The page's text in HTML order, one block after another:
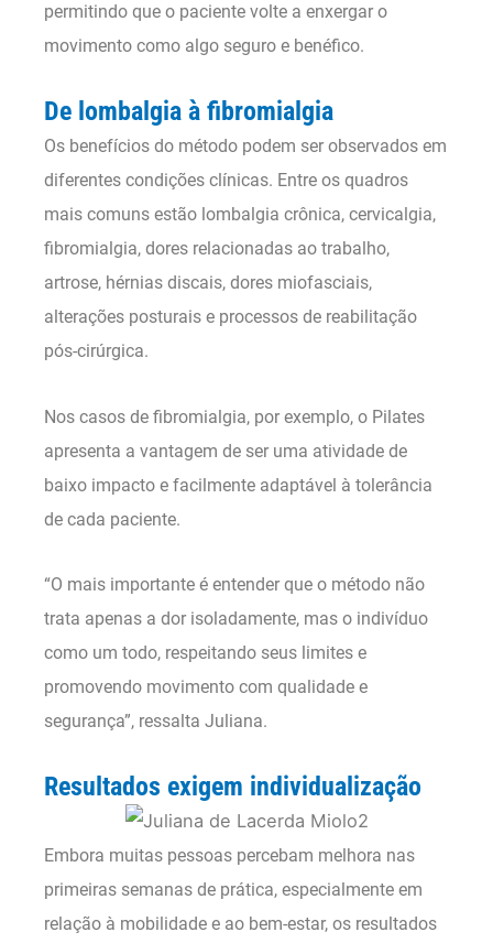
permitindo que o paciente volte a enxergar o
movimento como algo seguro e benéfico.
De lombalgia à fibromialgia
Os benefícios do método podem ser observados em
diferentes condições clínicas. Entre os quadros
mais comuns estão lombalgia crônica, cervicalgia,
fibromialgia, dores relacionadas ao trabalho,
artrose, hérnias discais, dores miofasciais,
alterações posturais e processos de reabilitação
pós-cirúrgica.
Nos casos de fibromialgia, por exemplo, o Pilates
apresenta a vantagem de ser uma atividade de
baixo impacto e facilmente adaptável à tolerância
de cada paciente.
“O mais importante é entender que o método não
trata apenas a dor isoladamente, mas o indivíduo
como um todo, respeitando seus limites e
promovendo movimento com qualidade e
segurança”, ressalta Juliana.
Resultados exigem individualização
Embora muitas pessoas percebam melhora nas
primeiras semanas de prática, especialmente em
relação à mobilidade e ao bem-estar, os resultados